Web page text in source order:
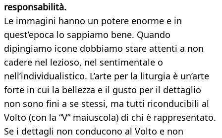
responsabilità.
Le immagini hanno un potere enorme e in
quest’epoca lo sappiamo bene. Quando
dipingiamo icone dobbiamo stare attenti a non
cadere nel lezioso, nel sentimentale o
nell’individualistico. L’arte per la liturgia è un’arte
forte in cui la bellezza e il gusto per il dettaglio
non sono fini a se stessi, ma tutti riconducibili al
Volto (con la “V” maiuscola) di chi è rappresentato.
Se i dettagli non conducono al Volto e non